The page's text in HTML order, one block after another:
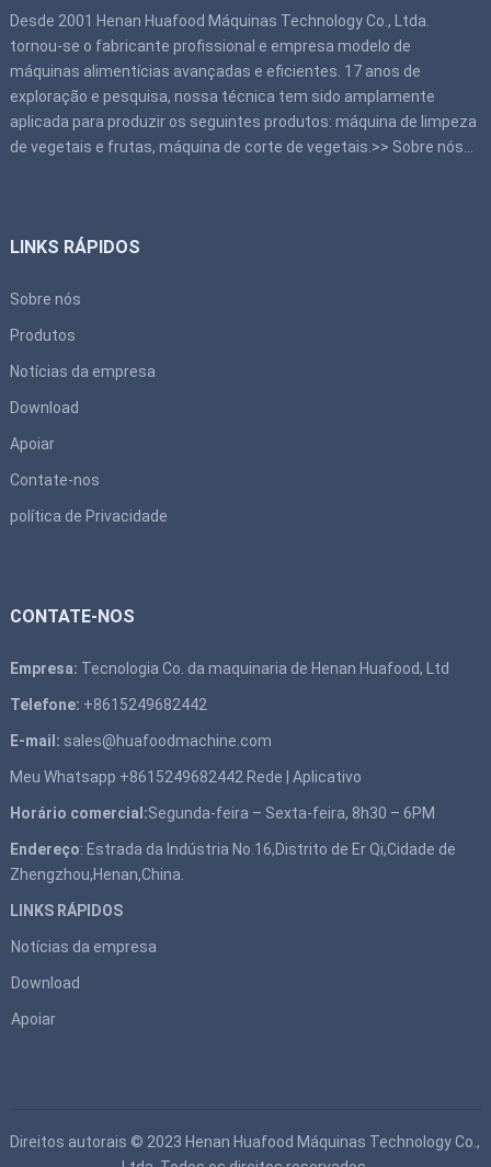
Desde 2001 Henan Huafood Máquinas Technology Co., Ltda.
tornou-se o fabricante profissional e empresa modelo de
máquinas alimentícias avançadas e eficientes. 17 anos de
exploração e pesquisa, nossa técnica tem sido amplamente
aplicada para produzir os seguintes produtos: máquina de limpeza
de vegetais e frutas, máquina de corte de vegetais.>> Sobre nós
LINKS RÁPIDOS
Sobre nós
Produtos
Notícias da empresa
Download
Apoiar
Contate-nos
política de Privacidade
CONTATE-NOS
Empresa: Tecnologia Co. da maquinaria de Henan Huafood, Ltd
Telefone: +8615249682442
E-mail: sales@huafoodmachine.com
Meu Whatsapp +8615249682442 Rede | Aplicativo
Horário comercial:Segunda-feira – Sexta-feira, 8h30 – 6PM
Endereço: Estrada da Indústria No.16,Distrito de Er Qi,Cidade de
Zhengzhou,Henan,China.
LINKS RÁPIDOS
Notícias da empresa
Download
Apoiar
Direitos autorais © 2023Henan Huafood Máquinas Technology Co.,